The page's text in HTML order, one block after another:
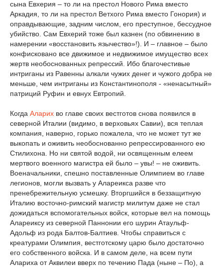
сына Евхерия – то ли на престол Нового Рима вместо
Аркадия, то ли на престол Ветхого Рима вместо Гонория) и
оправдывающие, задним числом, его преступное, бессудное
убийство. Сам Евхерий тоже был казнен (по обвинению в
намерении «восстановить язычество»!). И – главное – было
конфисковано все движимое и недвижимое имущество всех
жертв необоснованных репрессий. Ибо благочестивые
интриганы из Равенны алкали чужих денег и чужого добра не
меньше, чем интриганы из Константинополя - «ненасытный»
патриций Руфин и евнух Евтропий.
Когда Аларих во главе своих вестготов снова появился в
северной Италии (видимо, в верховьях Савии), вся теплая
компания, наверно, горько пожалела, что не может тут же
выкопать и оживить необоснованно репрессированного ею
Стилихона. Но ни святой водой, ни освященным елеем
мертвого военного магистра ей было – увы! – не оживить.
Военачальники, спешно поставленные Олимпием во главе
легионов, могли вызвать у Алареикса разве что
пренебрежительную усмешку. Вторгшийся в беззащитную
Италию восточно-римский магистр милитум даже не стал
дожидаться вспомогательных войск, которые вел на помощь
Алареиксу из северной Паннонии его шурин Атаульф-
Адольф из рода Балтов-Балтиев. Чтобы справиться с
креатурами Олимпия, вестготскому царю было достаточно
его собственного войска. И в самом деле, на всем пути
Алариха от Аквилеи вверх по течению Пада (ныне – По), а